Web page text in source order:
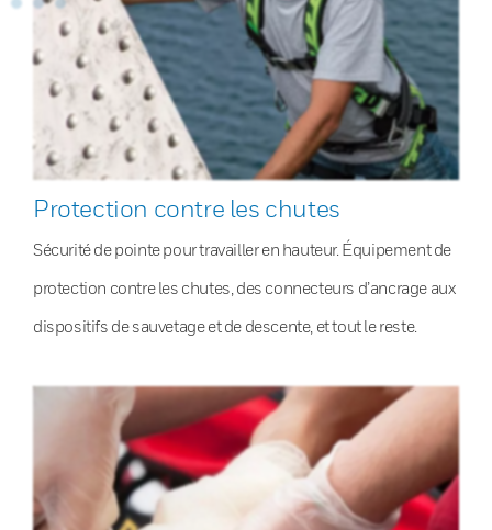
Protection contre les chutes
Sécurité de pointe pour travailler en hauteur. Équipement de
protection contre les chutes, des connecteurs d’ancrage aux
dispositifs de sauvetage et de descente, et tout le reste.